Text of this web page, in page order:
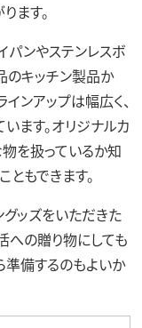
ます。
ンやステンレスボ
のキッチン製品か
ンアップは幅広く、
ます。オリジナルカ
を扱っているか知
もできます。
ッズをいただきた
への贈り物にしても
準備するのもよいか